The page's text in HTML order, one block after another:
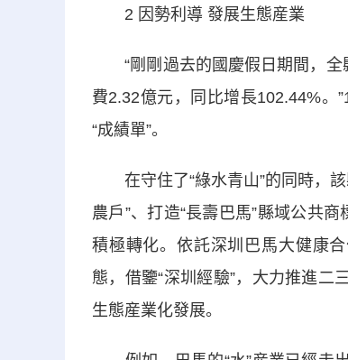
2 因勢利導 發展生態産業
“剛剛過去的國慶假日期間，全
費2.32億元，同比增長102.44%。
“成績單”。
在守住了“綠水青山”的同時，該
農戶”、打造“長壽巴馬”縣域公共
積極轉化。依託深圳巴馬大健康
態，借鑒“深圳經驗”，大力推進二
生態産業化發展。